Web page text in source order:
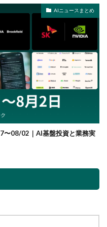
AIニュースまとめ
〜08/02｜AI基盤投資と業務実